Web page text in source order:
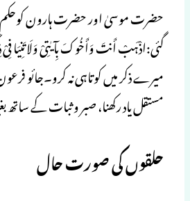
حضرت موسیٰ اور حضرت ہارون کوحکم
میرے ذکر میں کوتاہی نہ کرو۔جائو
مستقل یاد رکھنا، صبر و ثبات کے ساتھ
حلقوں کی صورت حال